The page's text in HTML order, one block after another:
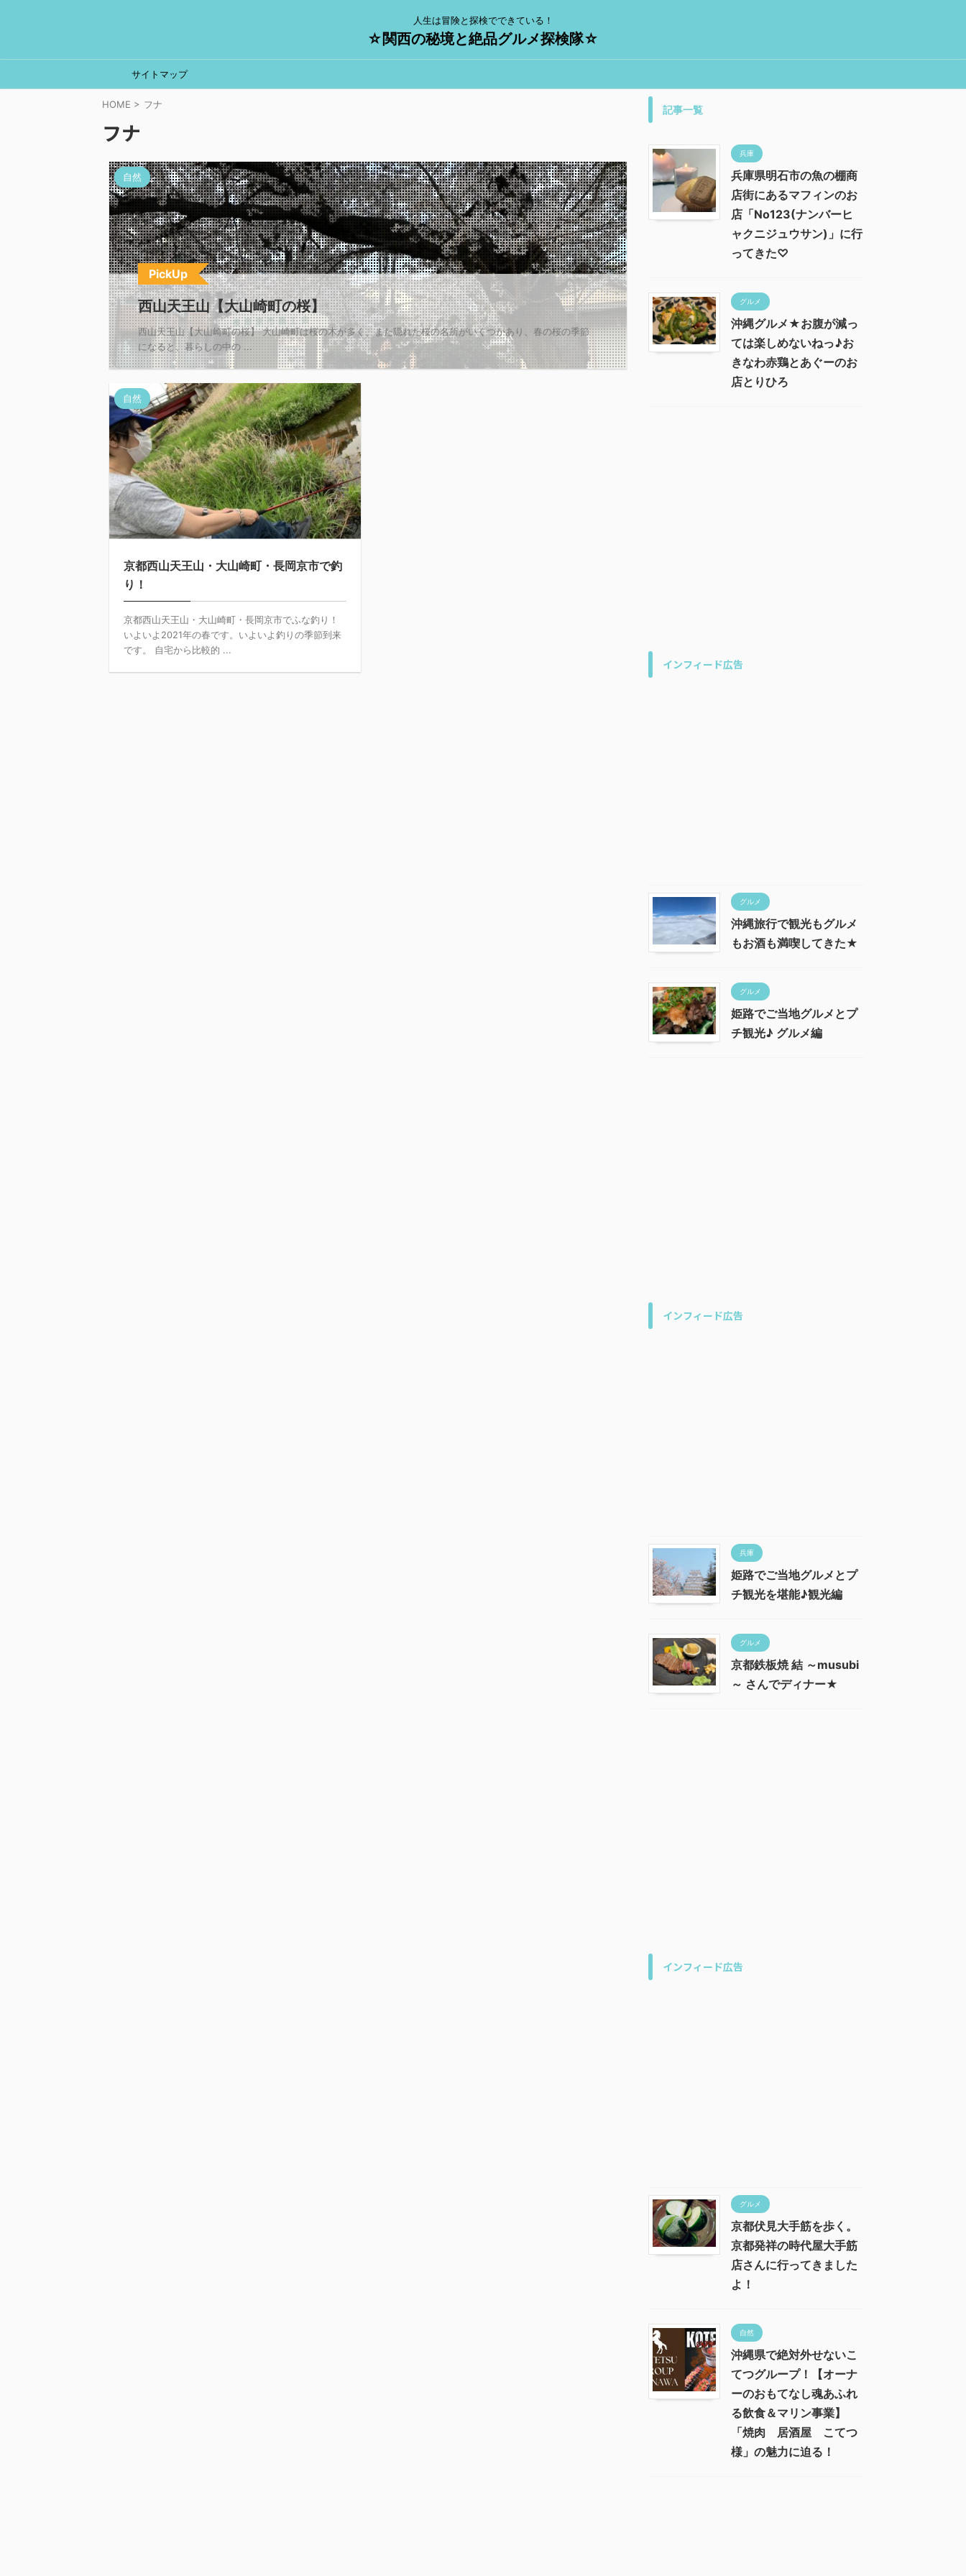
人生は冒険と探検でできている！
☆関西の秘境と絶品グルメ探検隊☆
サイトマップ
HOME > フナ
フナ
自然
PickUp
西山天王山【大山崎町の桜】
西山天王山【大山崎町の桜】 大山崎町は桜の木が多く、また隠れた桜の名所がいくつかあり、春の桜の季節
になると、暮らしの中の ...
自然
京都西山天王山・大山崎町・長岡京市で釣
り！
京都西山天王山・大山崎町・長岡京市でふな釣り！
いよいよ2021年の春です。いよいよ釣りの季節到来
です。 自宅から比較的 ...
記事一覧
兵庫
兵庫県明石市の魚の棚商
店街にあるマフィンのお
店「No123(ナンバーヒ
ャクニジュウサン)」に行
ってきた♡
グルメ
沖縄グルメ★お腹が減っ
ては楽しめないねっ♪お
きなわ赤鶏とあぐーのお
店とりひろ
インフィード広告
グルメ
沖縄旅行で観光もグルメ
もお酒も満喫してきた★
グルメ
姫路でご当地グルメとプ
チ観光♪ グルメ編
インフィード広告
兵庫
姫路でご当地グルメとプ
チ観光を堪能♪観光編
グルメ
京都鉄板焼 結 ～musubi
～ さんでディナー★
インフィード広告
グルメ
京都伏見大手筋を歩く。
京都発祥の時代屋大手筋
店さんに行ってきました
よ！
自然
沖縄県で絶対外せないこ
てつグループ！【オーナ
ーのおもてなし魂あふれ
る飲食＆マリン事業】
「焼肉 居酒屋 こてつ
様」の魅力に迫る！